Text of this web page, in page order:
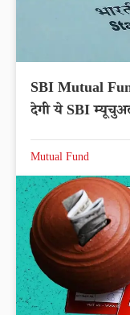
SBI Mutual
देगी ये SBI
Mutual Fund